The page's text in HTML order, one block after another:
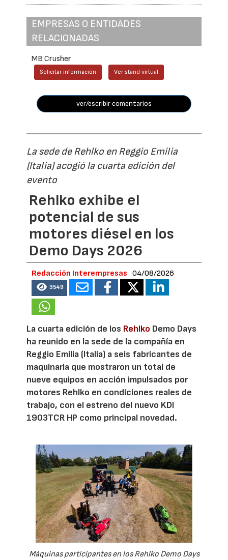
EMPRESAS O ENTIDADES
RELACIONADAS
MB Crusher
Solicitar información Ver stand virtual
ver/escribir comentarios
La sede de Rehlko en Reggio Emilia
(Italia) acogió la cuarta edición del
evento
Rehlko exhibe el
potencial de sus
motores diésel en los
Demo Days 2026
Redacción Interempresas 04/08/2026
3549
La cuarta edición de los Rehlko Demo Days
ha reunido en la sede de la compañía en
Reggio Emilia (Italia) a seis fabricantes de
maquinaria que mostraron un total de
nueve equipos en acción impulsados por
motores Rehlko en condiciones reales de
trabajo, con el estreno del nuevo KDI
1903TCR HP como principal novedad.
Máquinas participantes en los Rehlko Demo Days